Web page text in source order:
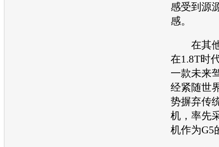
感受到源
感。
在其他
在1.8T时
一款未来
经紧随世
势摒弃传
机 ，率先
机作为G5